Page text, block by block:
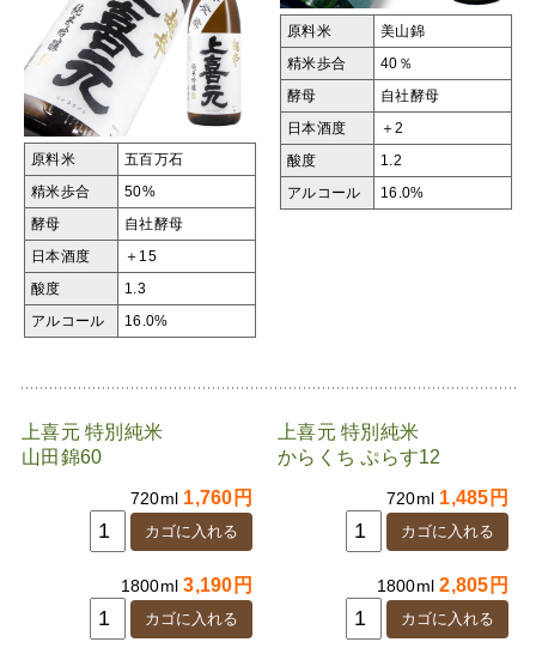
原料米 五百万石
精米歩合 50%
酵母 自社酵母
日本酒度 ＋15
酸度 1.3
アルコール 16.0%
原料米 美山錦
精米歩合 40％
酵母 自社酵母
日本酒度 ＋2
酸度 1.2
アルコール 16.0%
上喜元 特別純米
山田錦60
720ml 1,760円
1800ml3,190円
上喜元 特別純米
からくち ぷらす12
720ml 1,485円
1800ml2,805円